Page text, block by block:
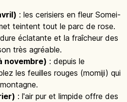
: les cerisiers en fleur Somei-
teintent tout le parc de rose.
éclatante et la fraîcheur des
très agréable.
novembre) : depuis le
les feuilles rouges (momiji) qui
: l'air pur et limpide offre des